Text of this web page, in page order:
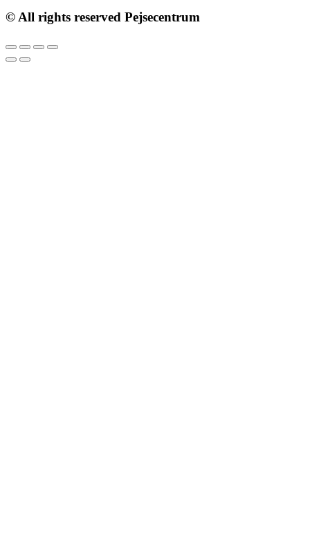
© All rights reserved Pejsecentrum